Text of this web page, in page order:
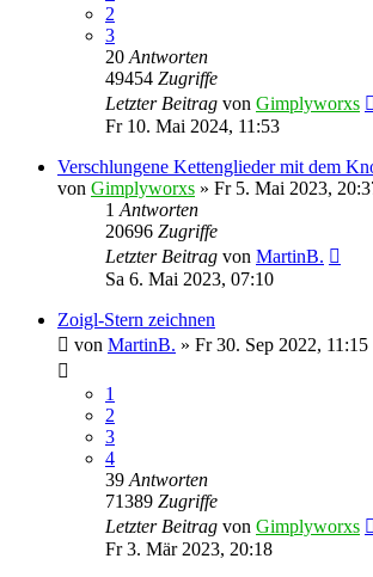
2
3
20 Antworten
49454 Zugriffe
Letzter Beitrag von Gimplyworxs
Fr 10. Mai 2024, 11:53
Verschlungene Kettenglieder mit dem
von Gimplyworxs » Fr 5. Mai 2023,
1 Antworten
20696 Zugriffe
Letzter Beitrag von MartinB.
Sa 6. Mai 2023, 07:10
Zoigl-Stern zeichnen
von MartinB. » Fr 30. Sep 2022, 11:15
1
2
3
4
39 Antworten
71389 Zugriffe
Letzter Beitrag von Gimplyworxs
Fr 3. Mär 2023, 20:18